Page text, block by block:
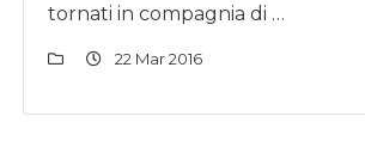
tornati in compagnia di …
22 Mar 2016